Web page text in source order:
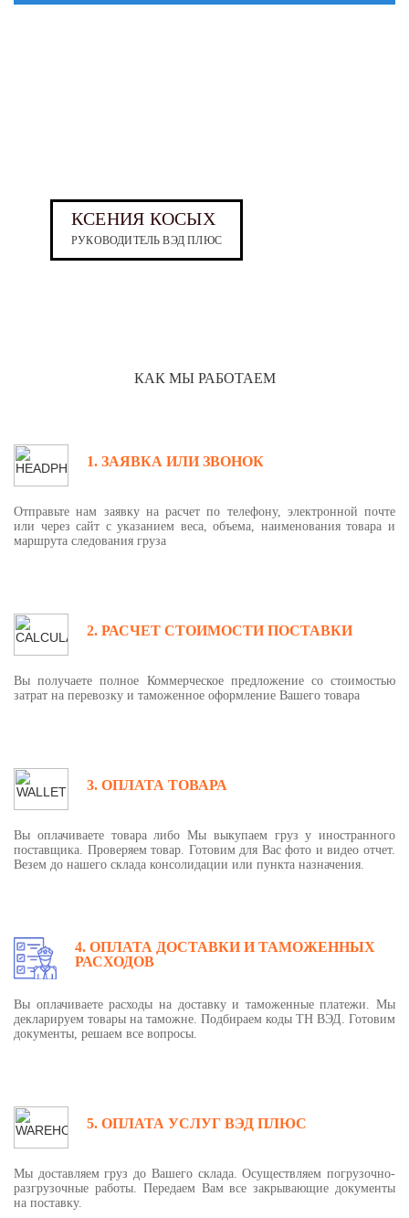
КСЕНИЯ КОСЫХ
РУКОВОДИТЕЛЬ ВЭД ПЛЮС
КАК МЫ РАБОТАЕМ
1. ЗАЯВКА ИЛИ ЗВОНОК
Отправьте нам заявку на расчет по телефону, электронной почте
или через сайт с указанием веса, объема, наименования товара и
маршрута следования груза
2. РАСЧЕТ СТОИМОСТИ ПОСТАВКИ
Вы получаете полное Коммерческое предложение со стоимостью
затрат на перевозку и таможенное оформление Вашего товара
3. ОПЛАТА ТОВАРА
Вы оплачиваете товара либо Мы выкупаем груз у иностранного
поставщика. Проверяем товар. Готовим для Вас фото и видео отчет.
Везем до нашего склада консолидации или пункта назначения.
4. ОПЛАТА ДОСТАВКИ И ТАМОЖЕННЫХ
РАСХОДОВ
Вы оплачиваете расходы на доставку и таможенные платежи. Мы
декларируем товары на таможне. Подбираем коды ТН ВЭД. Готовим
документы, решаем все вопросы.
5. ОПЛАТА УСЛУГ ВЭД ПЛЮС
Мы доставляем груз до Вашего склада. Осуществляем погрузочно-
разгрузочные работы. Передаем Вам все закрывающие документы
на поставку.